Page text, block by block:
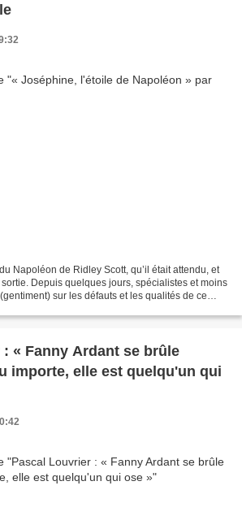
Napoléon de Ridley Scott, qu’il était attendu, et
Depuis quelques jours, spécialistes et moins
sur les défauts et les qualités de ce
« Fanny Ardant se brûle
importe, elle est quelqu'un qui